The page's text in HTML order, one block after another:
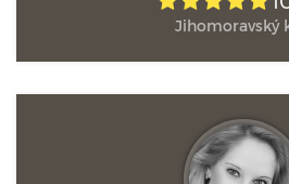
Jihomoravský